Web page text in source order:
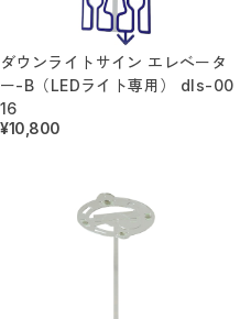
文字ベースデザイン
突き出しＭＧサイン／屋内外
トイレサイン／屋内
突き出しサイン／屋内
書いて消せるサイン（送料無料）
壁付サイン
アクリルサイン
ダウンライトサイン エレベータ
ー-B（LEDライト専用） dls-00
16
¥10,800